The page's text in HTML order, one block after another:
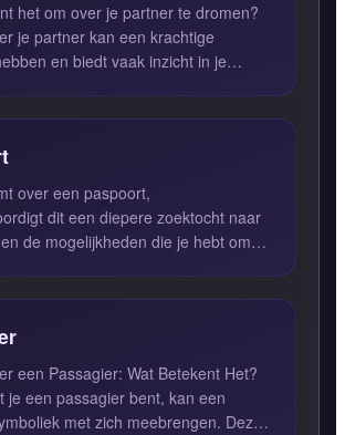
het om over je partner te dromen?
je partner kan een krachtige
en biedt vaak inzicht in je
over een paspoort,
dit een diepere zoektocht naar
de mogelijkheden die je hebt om
een Passagier: Wat Betekent Het?
je een passagier bent, kan een
met zich meebrengen. Deze